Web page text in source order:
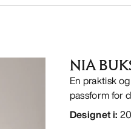
NIA
En praktisk
passform for
Designet i: